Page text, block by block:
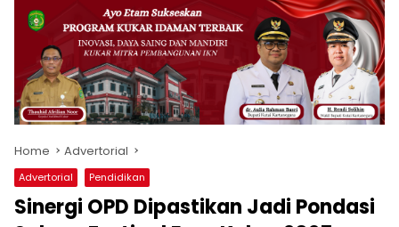
Home Advertorial
Advertorial Pendidikan
Sinergi OPD Dipastikan Jadi Pondasi